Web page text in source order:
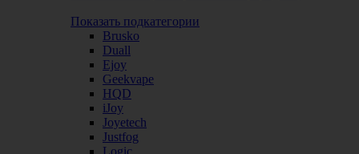
Показать подкатегории
Brusko
Duall
Ejoy
Geekvape
HQD
iJoy
Joyetech
Justfog
Logic